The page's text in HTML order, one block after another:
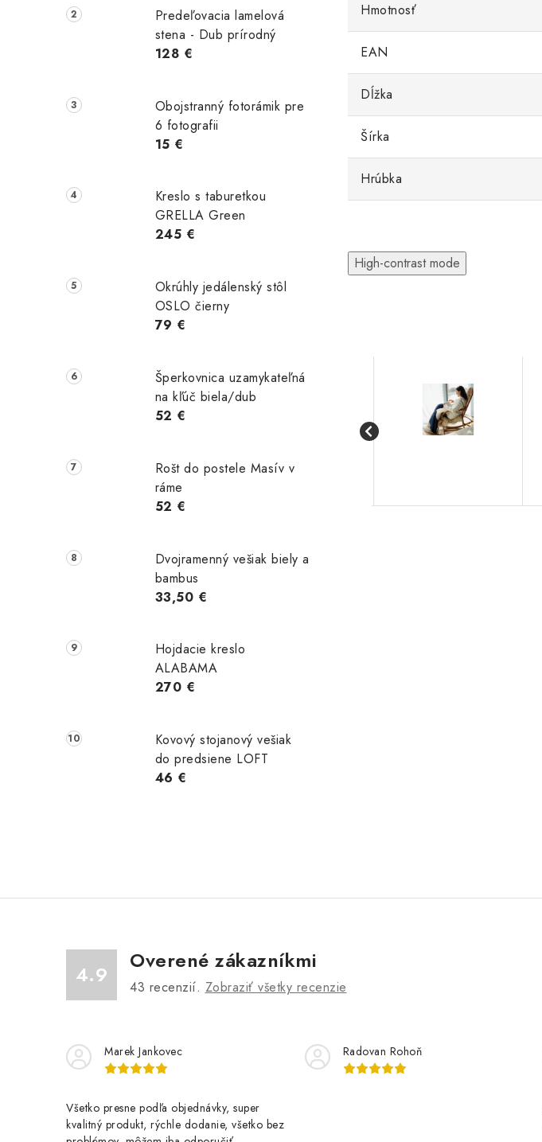
Predeľovacia lamelová
stena - Dub prírodný
128 €
Obojstranný fotorámik pre
6 fotografii
15 €
Kreslo s taburetkou
GRELLA Green
245 €
Okrúhly jedálenský stôl
OSLO čierny
79 €
Šperkovnica uzamykateľná
na kľúč biela/dub
52 €
Rošt do postele Masív v
ráme
52 €
Dvojramenný vešiak biely a
bambus
33,50 €
Hojdacie kreslo
ALABAMA
270 €
Kovový stojanový vešiak
do predsiene LOFT
46 €
Hmotnosť
EAN
Dĺžka
Šírka
Hrúbka
High-contrast mode
4.9
Overené zákazníkmi
43 recenzií. Zobraziť všetky recenzie
Marek Jankovec
Všetko presne podľa objednávky, super
kvalitný produkt, rýchle dodanie, všetko bez
Radovan Rohoň